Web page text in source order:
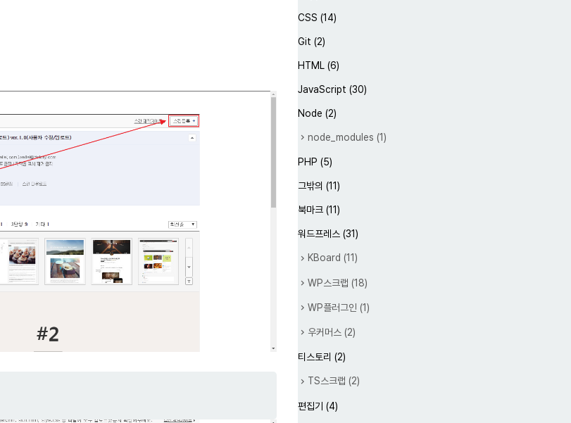
CSS (14)
Git (2)
HTML (6)
JavaScript (30)
Node (2)
node_modules (1)
PHP (5)
그밖의 (11)
북마크 (11)
워드프레스 (31)
KBoard (11)
WP스크랩 (18)
WP플러그인 (1)
우커머스 (2)
티스토리 (2)
TS스크랩 (2)
편집기 (4)